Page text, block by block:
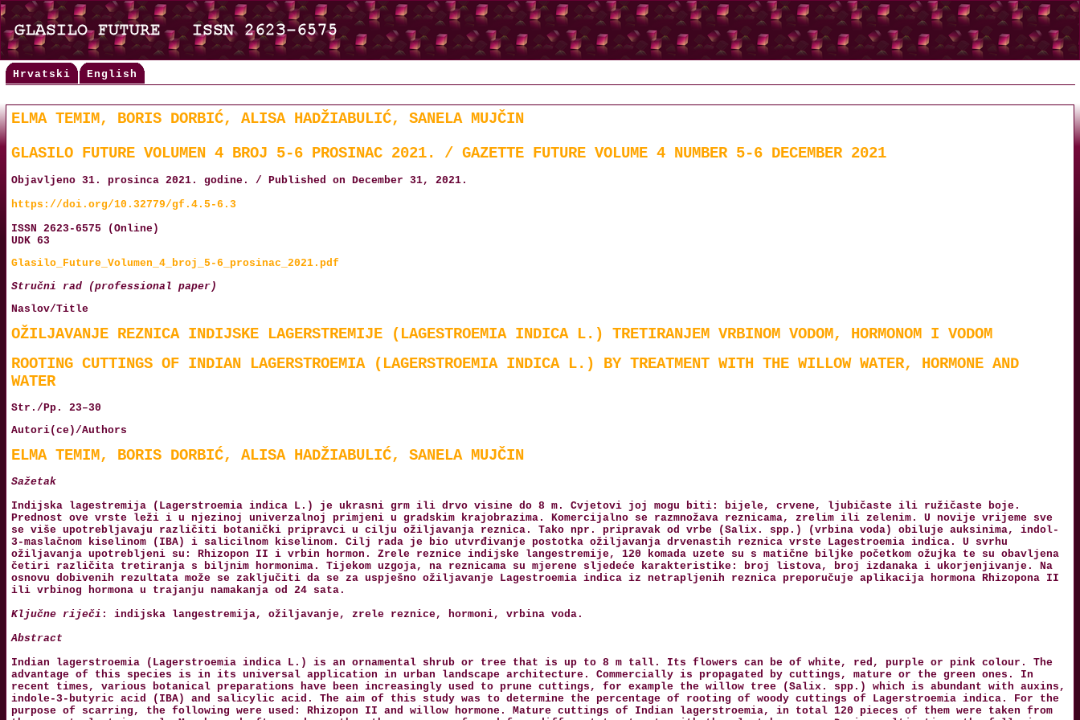
Hrvatski English
ELMA TEMIM, BORIS DORBIĆ, ALISA HADŽIABULIĆ, SANELA MUJČIN
GLASILO FUTURE VOLUMEN 4 BROJ 5-6 PROSINAC 2021. / GAZETTE FUTURE VOLUME 4 NUMBER 5-6 DECEMBER 2021
Objavljeno 31. prosinca 2021. godine. / Published on December 31, 2021.
https://doi.org/10.32779/gf.4.5-6.3
ISSN 2623-6575 (Online)
UDK 63
Glasilo_Future_Volumen_4_broj_5-6_prosinac_2021.pdf
Stručni rad (professional paper)
Naslov/Title
OŽILJAVANJE REZNICA INDIJSKE LAGERSTREMIJE (LAGESTROEMIA INDICA L.) TRETIRANJEM VRBINOM VODOM, HORMONOM I VODOM
ROOTING CUTTINGS OF INDIAN LAGERSTROEMIA (LAGERSTROEMIA INDICA L.) BY TREATMENT WITH THE WILLOW WATER, HORMONE AND
WATER
Str./Pp. 23–30
Autori(ce)/Authors
ELMA TEMIM, BORIS DORBIĆ, ALISA HADŽIABULIĆ, SANELA MUJČIN
Sažetak
Indijska lagestremija (Lagerstroemia indica L.) je ukrasni grm ili drvo visine do 8 m. Cvjetovi joj mogu biti: bijele, crvene, ljubičaste ili ružičaste boje.
Prednost ove vrste leži i u njezinoj univerzalnoj primjeni u gradskim krajobrazima. Komercijalno se razmnožava reznicama, zrelim ili zelenim. U novije vrijeme sve
se više upotrebljavaju različiti botanički pripravci u cilju ožiljavanja reznica. Tako npr. pripravak od vrbe (Salix. spp.) (vrbina voda) obiluje auksinima, indol-
3-maslačnom kiselinom (IBA) i salicilnom kiselinom. Cilj rada je bio utvrđivanje postotka ožiljavanja drvenastih reznica vrste Lagestroemia indica. U svrhu
ožiljavanja upotrebljeni su: Rhizopon II i vrbin hormon. Zrele reznice indijske langestremije, 120 komada uzete su s matične biljke početkom ožujka te su obavljena
četiri različita tretiranja s biljnim hormonima. Tijekom uzgoja, na reznicama su mjerene sljedeće karakteristike: broj listova, broj izdanaka i ukorjenjivanje. Na
osnovu dobivenih rezultata može se zaključiti da se za uspješno ožiljavanje Lagestroemia indica iz netrapljenih reznica preporučuje aplikacija hormona Rhizopona II
ili vrbinog hormona u trajanju namakanja od 24 sata.
Ključne riječi : indijska langestremija, ožiljavanje, zrele reznice, hormoni, vrbina voda.
Abstract
Indian lagerstroemia (Lagerstroemia indica L.) is an ornamental shrub or tree that is up to 8 m tall. Its flowers can be of white, red, purple or pink colour. The
advantage of this species is in its universal application in urban landscape architecture. Commercially is propagated by cuttings, mature or the green ones. In
recent times, various botanical preparations have been increasingly used to prune cuttings, for example the willow tree (Salix. spp.) which is abundant with auxins,
indole-3-butyric acid (IBA) and salicylic acid. The aim of this study was to determine the percentage of rooting of woody cuttings of Lagerstroemia indica. For the
purpose of scarring, the following were used: Rhizopon II and willow hormone. Mature cuttings of Indian lagerstroemia, in total 120 pieces of them were taken from